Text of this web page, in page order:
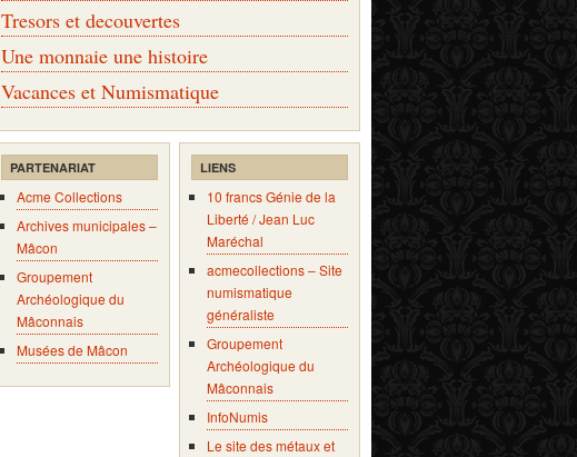
Tresors et decouvertes
Une monnaie une histoire
Vacances et Numismatique
PARTENARIAT
Acme Collections
Archives municipales –
Mâcon
Groupement
Archéologique du
Mâconnais
Musées de Mâcon
LIENS
10 francs Génie de la
Liberté / Jean Luc
Maréchal
acmecollections – Site
numismatique
généraliste
Groupement
Archéologique du
Mâconnais
InfoNumis
Le site des métaux et